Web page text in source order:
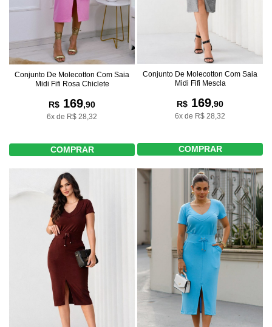
Conjunto De Molecotton Com Saia
Midi Fifi Rosa Chiclete
R$ 169,90
6x de R$ 28,32
COMPRAR
Conjunto De Molecotton Com Saia
Midi Fifi Mescla
R$ 169,90
6x de R$ 28,32
COMPRAR